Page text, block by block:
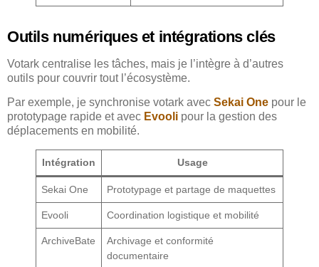
Outils numériques et intégrations clés
Votark centralise les tâches, mais je l’intègre à d’autres
outils pour couvrir tout l’écosystème.
Par exemple, je synchronise votark avec Sekai One pour le
prototypage rapide et avec Evooli pour la gestion des
déplacements en mobilité.
Intégration Usage
Sekai One Prototypage et partage de maquettes
Evooli Coordination logistique et mobilité
ArchiveBate
Archivage et conformité
documentaire